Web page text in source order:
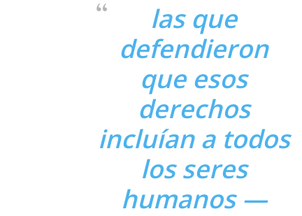
las que
defendieron
que esos
derechos
incluían a todos
los seres
humanos —